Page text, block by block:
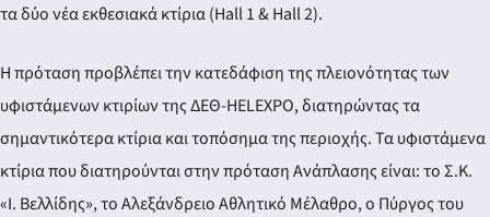
τα δύο νέα εκθεσιακά κτίρια (Hall 1 & Hall 2).
Η πρόταση προβλέπει την κατεδάφιση της πλειονότητας των
υφιστάμενων κτιρίων της ΔΕΘ-HELEXPO, διατηρώντας τα
σημαντικότερα κτίρια και τοπόσημα της περιοχής. Τα υφιστάμενα
κτίρια που διατηρούνται στην πρόταση Ανάπλασης είναι: το Σ.Κ.
«Ι. Βελλίδης», το Αλεξάνδρειο Αθλητικό Μέλαθρο, ο Πύργος του